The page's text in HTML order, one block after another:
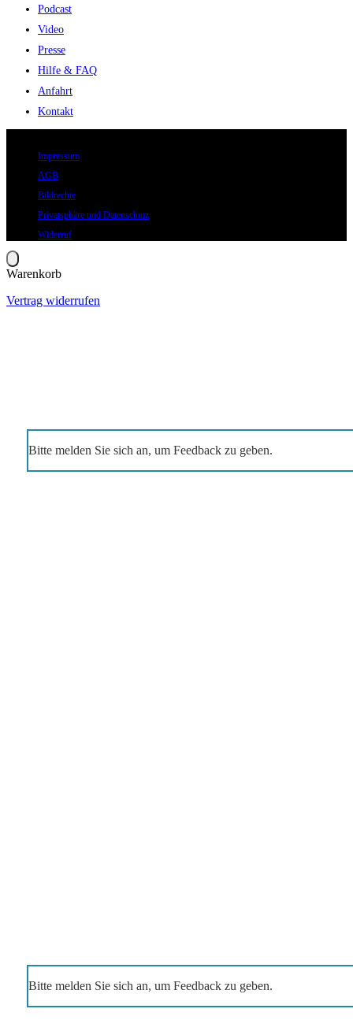
Podcast
Video
Presse
Hilfe & FAQ
Anfahrt
Kontakt
Impressum
AGB
Bildrechte
Privatsphäre und Datenschutz
Widerruf
Warenkorb
Vertrag widerrufen
Bitte melden Sie sich an, um Feedback zu geben.
Bitte melden Sie sich an, um Feedback zu geben.